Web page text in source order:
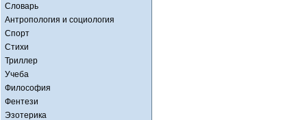
Словарь
Антропология и социология
Спорт
Стихи
Триллер
Учеба
Философия
Фентези
Эзотерика